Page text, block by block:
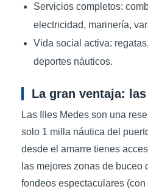
Servicios completos:
electricidad, marinería,
Vida social activa:
deportes náuticos.
La gran ventaja:
Las Illes Medes son una
solo 1 milla náutica del
desde el amarre tienes
las mejores zonas de buceo
fondeos espectaculares